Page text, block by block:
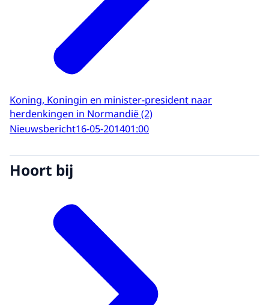
Koning, Koningin en minister-president naar
herdenkingen in Normandië (2)
Nieuwsbericht16-05-201401:00
Hoort bij